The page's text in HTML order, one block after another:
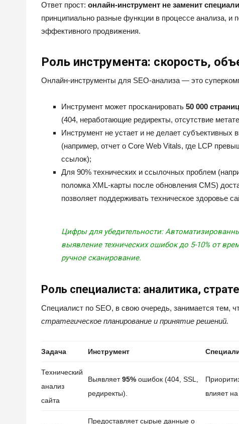
Ответ прост: онлайн-инструмент не заменит
принципиально разные функции в процессе анализа, и
эффективного продвижения.
Роль инструмента: скорость,
Онлайн-инструменты для SEO-анализа — это
Инструмент может просканировать 50 000 страниц
(404, неработающие редиректы, отсутствие
Инструмент не устает и не делает
(например, отчет о Core Web Vitals, где LCP
ссылок);
Для 90% технических и ссылочных проблем
поломка XML-карты после обновления CMS)
позволяет поддерживать техническое здоровье
Цифры для убедительности:
выявление технических ошибок до 5-10%от
ручное сканирование.
Роль специалиста: аналитика,
Специалист по SEO, в свою очередь, занимается тем,
стратегическое планирование и принятие решений.
Задача Инструмент
Технический
анализ
сайта
Выявляет95% ошибок (404, SSL,
редиректы).
влияет
Предоставляет сырые данные о